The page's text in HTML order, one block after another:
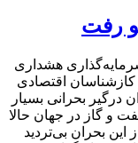
رفت
هشداری
اقتصادی
درگیر بحرانی بسیار
و گاز در جهان حالا
بحران بی‌تردید